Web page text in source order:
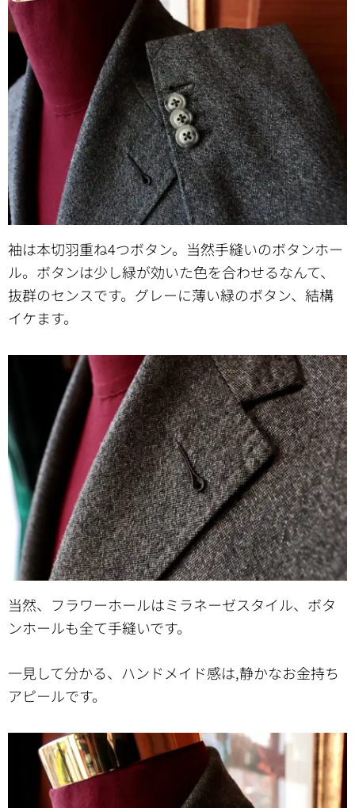
袖は本切羽重ね4つボタン。当然手縫いのボタンホー
ル。ボタンは少し緑が効いた色を合わせるなんて、
抜群のセンスです。グレーに薄い緑のボタン、結構
イケます。
当然、フラワーホールはミラネーゼスタイル、ボタ
ンホールも全て手縫いです。
一見して分かる、ハンドメイド感は,静かなお金持ち
アピールです。